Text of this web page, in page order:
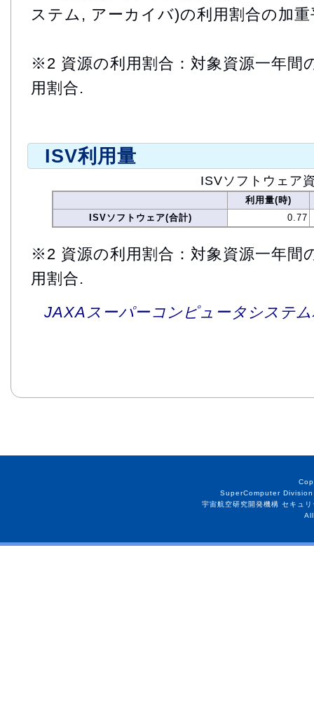
ステム, アーカイバ)の利用割合の加重
※2 資源の利用割合：対象資源一年間
用割合.
ISV利用量
ISVソフトウェア
利用量(時)
ISVソフトウェア(合計)
0.77
※2 資源の利用割合：対象資源一年間
用割合.
JAXAスーパーコンピュータシステ
SuperComputer
宇宙航空研究開発機構 セキュ